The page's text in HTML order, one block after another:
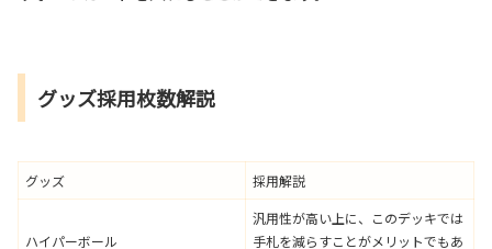
グッズ採用枚数解説
グッズ 採用解説
ハイパーボール
汎用性が高い上に、このデッキでは
手札を減らすことがメリットでもあ